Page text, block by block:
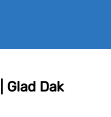
Glad Dak